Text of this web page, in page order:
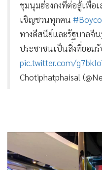
ชุมนุมฮ่องกงที่ต่อสู้เพื่อ
เชิญชวนทุกคน
ทางดีสนีย์และรัฐบาลจีน
ประชาชนเป็นสิ่งที่ยอม
pic.twitter.com/
Chotiphatphaisal